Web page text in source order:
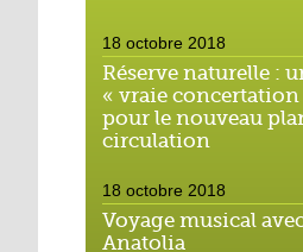
18 octobre 2018
Réserve naturelle :
« vraie concertation
pour le nouveau
circulation
18 octobre 2018
Voyage musical
Anatolia